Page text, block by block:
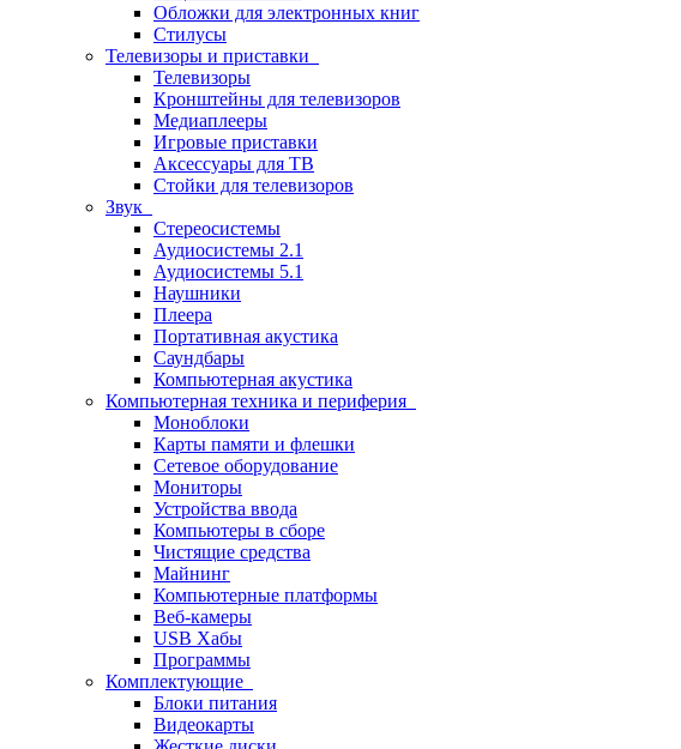
Обложки для электронных книг
Стилусы
Телевизоры и приставки
Телевизоры
Кронштейны для телевизоров
Медиаплееры
Игровые приставки
Аксессуары для ТВ
Стойки для телевизоров
Звук
Стереосистемы
Аудиосистемы 2.1
Аудиосистемы 5.1
Наушники
Плеера
Портативная акустика
Саундбары
Компьютерная акустика
Компьютерная техника и периферия
Моноблоки
Карты памяти и флешки
Сетевое оборудование
Мониторы
Устройства ввода
Компьютеры в сборе
Чистящие средства
Майнинг
Компьютерные платформы
Веб-камеры
USB Хабы
Программы
Комплектующие
Блоки питания
Видеокарты